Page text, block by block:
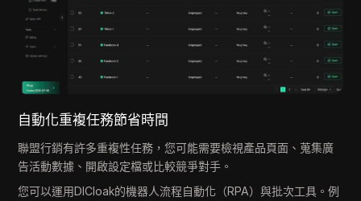
自動化重複任務節省時間
聯盟行銷有許多重複性任務，您可能需要檢視產品頁面、蒐集廣
告活動數據、開啟設定檔或比較競爭對手。
您可以運用DICloak的機器人流程自動化（RPA）與批次工具。例